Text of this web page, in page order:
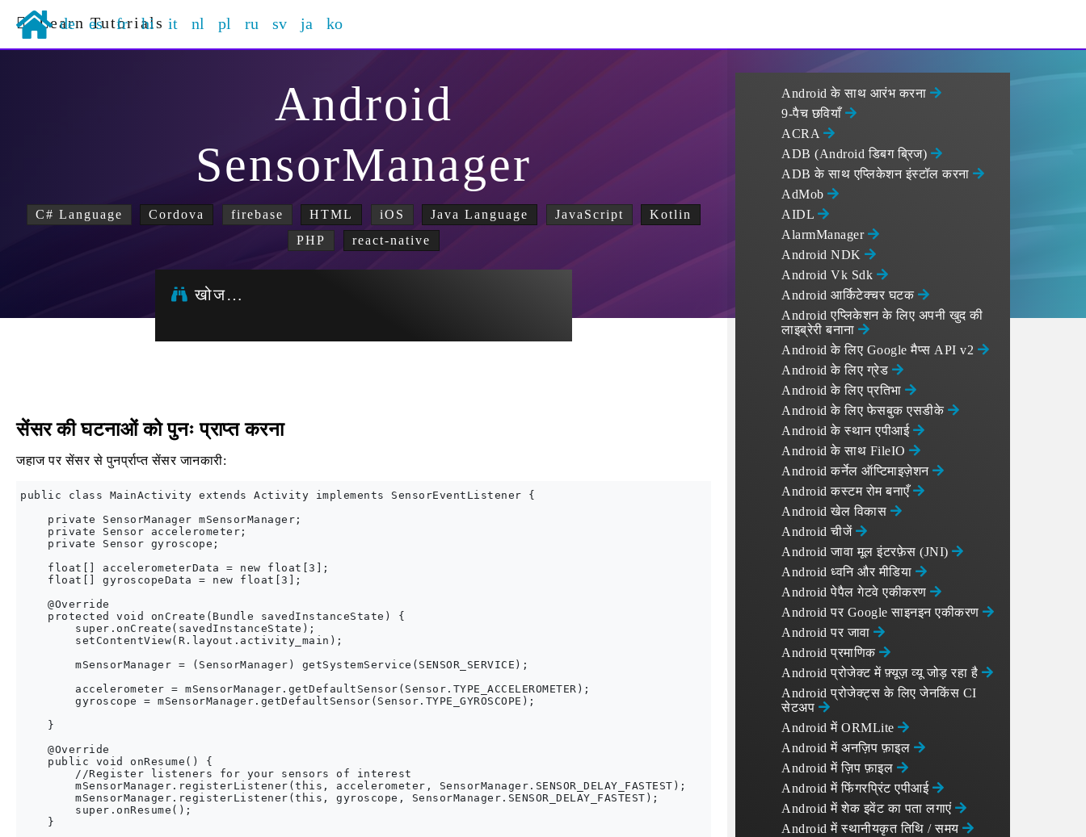
Learn Tutorials
de es fr hi it nl pl ru sv ja ko
Android
SensorManager
C# Language Cordova firebase HTML iOS Java Language JavaScript
Kotlin
PHP
react-native
खोज…
सेंसर की घटनाओं को पुनः प्राप्त करना
जहाज पर सेंसर से पुनर्प्राप्त सेंसर जानकारी:
public class MainActivity extends Activity implements SensorEventListener {
    private SensorManager mSensorManager;
    private Sensor accelerometer;
    private Sensor gyroscope;
    float[] accelerometerData = new float[3];
    float[] gyroscopeData = new float[3];
    @Override
    protected void onCreate(Bundle savedInstanceState) {
        super.onCreate(savedInstanceState);
        setContentView(R.layout.activity_main);
        mSensorManager = (SensorManager) getSystemService(SENSOR_SERVICE);
        accelerometer = mSensorManager.getDefaultSensor(Sensor.TYPE_ACCELEROMETER);
        gyroscope = mSensorManager.getDefaultSensor(Sensor.TYPE_GYROSCOPE);
    }
    @Override
    public void onResume() {
        //Register listeners for your sensors of interest
        mSensorManager.registerListener(this, accelerometer, SensorManager.SENSOR_DELAY_FASTEST);
        mSensorManager.registerListener(this, gyroscope, SensorManager.SENSOR_DELAY_FASTEST);
        super.onResume();
    }
Android के साथ आरंभ करना
9-पैच छवियाँ
ACRA
ADB (Android डिबग ब्रिज)
ADB के साथ एप्लिकेशन इंस्टॉल करना
AdMob
AIDL
AlarmManager
Android NDK
Android Vk Sdk
Android आर्किटेक्चर घटक
Android एप्लिकेशन के लिए अपनी खुद की
लाइब्रेरी बनाना
Android के लिए Google मैप्स API v2
Android के लिए ग्रेड
Android के लिए प्रतिभा
Android के लिए फेसबुक एसडीके
Android के स्थान एपीआई
Android के साथ FileIO
Android कर्नेल ऑप्टिमाइज़ेशन
Android कस्टम रोम बनाएँ
Android खेल विकास
Android चीजें
Android जावा मूल इंटरफ़ेस (JNI)
Android ध्वनि और मीडिया
Android पेपैल गेटवे एकीकरण
Android पर Google साइनइन एकीकरण
Android पर जावा
Android प्रमाणिक
Android प्रोजेक्ट में फ़्यूज़ व्यू जोड़ रहा है
Android प्रोजेक्ट्स के लिए जेनकिंस CI
सेटअप
Android में ORMLite
Android में अनज़िप फ़ाइल
Android में ज़िप फ़ाइल
Android में फिंगरप्रिंट एपीआई
Android में शेक इवेंट का पता लगाएं
Android में स्थानीयकृत तिथि / समय